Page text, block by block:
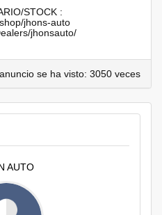
STOCK :
jhons-auto
jhonsauto/
se ha visto: 3050 veces
AUTO